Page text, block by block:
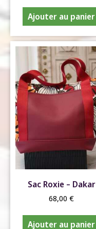
Ajouter au panier
Sac Roxie – Dakar
68,00 €
Ajouter au panier